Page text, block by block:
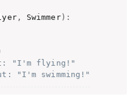
, Swimmer) :
"I'm flying!"
"I'm swimming!"